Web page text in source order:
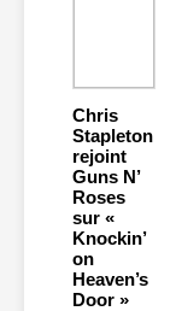
Chris
Stapleton
rejoint
Guns N’
Roses
sur «
Knockin’
on
Heaven’s
Door »